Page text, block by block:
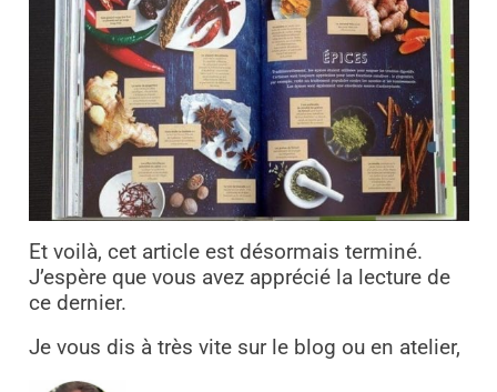
Et voilà, cet article est désormais terminé.
J’espère que vous avez apprécié la lecture de
ce dernier.
Je vous dis à très vite sur le blog ou en atelier,